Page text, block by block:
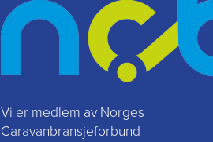
Vi er medlem av Norges
Caravanbransjeforbund